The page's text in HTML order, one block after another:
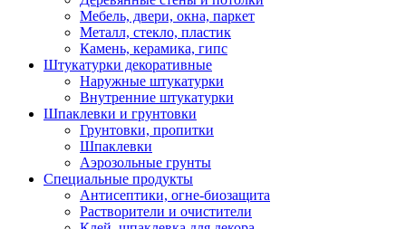
Мебель, двери, окна, паркет
Металл, стекло, пластик
Камень, керамика, гипс
Штукатурки декоративные
Наружные штукатурки
Внутренние штукатурки
Шпаклевки и грунтовки
Грунтовки, пропитки
Шпаклевки
Аэрозольные грунты
Специальные продукты
Антисептики, огне-биозащита
Растворители и очистители